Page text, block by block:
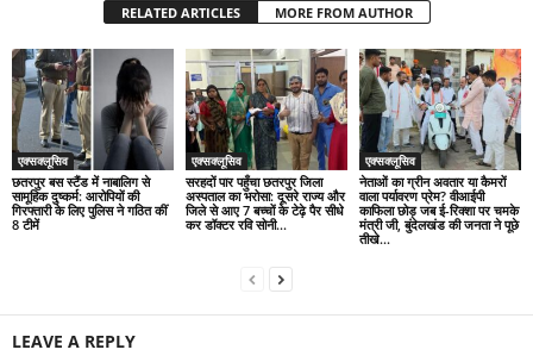
RELATED ARTICLES MORE FROM AUTHOR
एक्सक्लूसिव
छतरपुर बस स्टैंड में नाबालिग से
सामूहिक दुष्कर्म: आरोपियों की
गिरफ्तारी के लिए पुलिस ने गठित कीं
8 टीमें
एक्सक्लूसिव
सरहदों पार पहुँचा छतरपुर जिला
अस्पताल का भरोसा: दूसरे राज्य और
जिले से आए 7 बच्चों के टेढ़े पैर सीधे
कर डॉक्टर रवि सोनी...
एक्सक्लूसिव
नेताओं का ग्रीन अवतार या कैमरों
वाला पर्यावरण प्रेम? वीआईपी
काफिला छोड़ जब ई-रिक्शा पर चमके
मंत्री जी, बुंदेलखंड की जनता ने पूछे
तीखे...
LEAVE A REPLY